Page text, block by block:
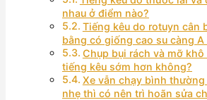
nhau ở điểm nào?
Tiếng kêu do rotuyn cân
bằng có giống cao su càng A
Chụp bụi rách và mỡ
tiếng kêu sớm hơn không?
Xe vẫn chạy bình
nhẹ thì có nên trì hoãn sửa